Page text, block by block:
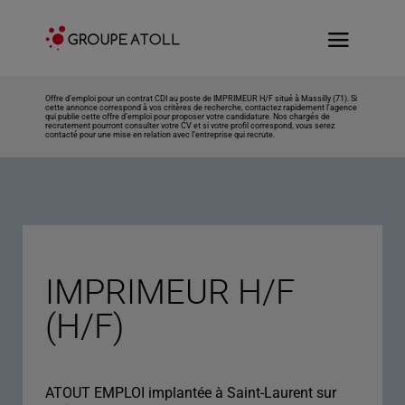
Offre d’emploi pour un contrat CDI au poste de IMPRIMEUR H/F situé à Massilly (71). Si
cette annonce correspond à vos critères de recherche, contactez rapidement l’agence
qui publie cette offre d’emploi pour proposer votre candidature. Nos chargés de
recrutement pourront consulter votre CV et si votre profil correspond, vous serez
contacté pour une mise en relation avec l’entreprise qui recrute.
IMPRIMEUR H/F
(H/F)
ATOUT EMPLOI implantée à Saint-Laurent sur